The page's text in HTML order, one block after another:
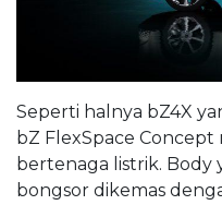
Seperti halnya bZ4X
bZ FlexSpace
bertenaga listrik. Body
bongsor dikemas